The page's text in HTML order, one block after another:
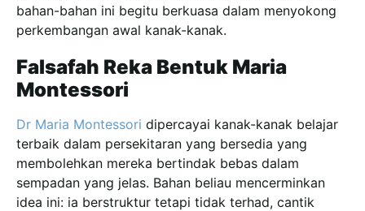
bahan-bahan ini begitu berkuasa dalam menyokong
perkembangan awal kanak-kanak.
Falsafah Reka Bentuk Maria
Montessori
Dr Maria Montessori dipercayai kanak-kanak belajar
terbaik dalam persekitaran yang bersedia yang
membolehkan mereka bertindak bebas dalam
sempadan yang jelas. Bahan beliau mencerminkan
idea ini: ia berstruktur tetapi tidak terhad, cantik